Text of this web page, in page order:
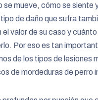
mueve, cómo se siente
de daño que sufra
el valor de su caso y
Por eso es tan
de los tipos de lesiones
de mordeduras de perro